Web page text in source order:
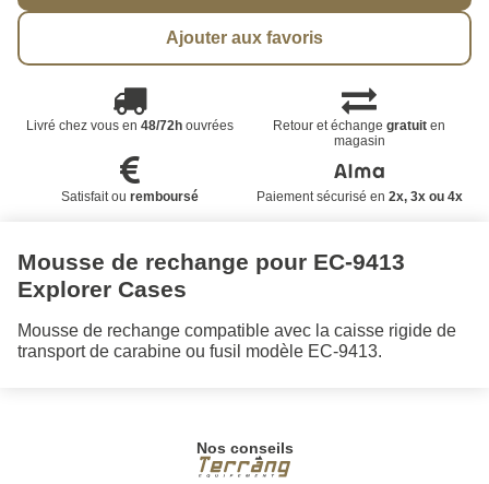
Ajouter aux favoris
Livré chez vous en 48/72houvrées Retour et échangegratuit en
magasin
Satisfait ou remboursé Paiement sécurisé en 2x, 3x ou 4x
Mousse de rechange pour EC-9413
Explorer Cases
Mousse de rechange compatible avec la caisse rigide de
transport de carabine ou fusil modèle EC-9413.
Nos conseils